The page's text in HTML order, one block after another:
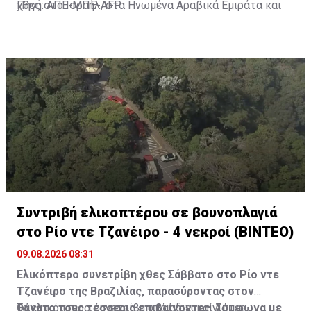
χθες στο Ισραήλ, στα Ηνωμένα Αραβικά Εμιράτα και
Πηγή: ΑΠΕ-ΜΠΕ-AFP
Συντριβή ελικοπτέρου σε βουνοπλαγιά
στο Ρίο ντε Τζανέιρο - 4 νεκροί (BINTEO)
09.08.2026 08:31
Ελικόπτερο συνετρίβη χθες Σάββατο στο Ρίο ντε
Τζανέιρο της Βραζιλίας, παρασύροντας στον
θάνατο τους τέσσερις επιβαίνοντες. Σύμφωνα με
Το ελικόπτερο συνετρίβη υπό αδιευκρίνιστες